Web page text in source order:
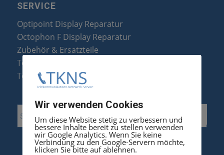
SERVICE
Optipoint Display Reparatur
Octophon F Display Reparatur
Zubehör & Ersatzteile
Telefonanlagen Optimierung
Telefonanlagen Erweiterung
Wir verwenden Cookies
Um diese Website stetig zu verbessern und
bessere Inhalte bereit zu stellen verwenden
wir Google Analytics. Wenn Sie keine
Verbindung zu den Google-Servern möchte,
klicken Sie bitte auf ablehnen.